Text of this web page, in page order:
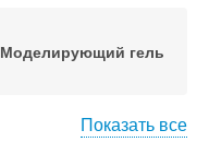
Моделирующий гель
Показать все